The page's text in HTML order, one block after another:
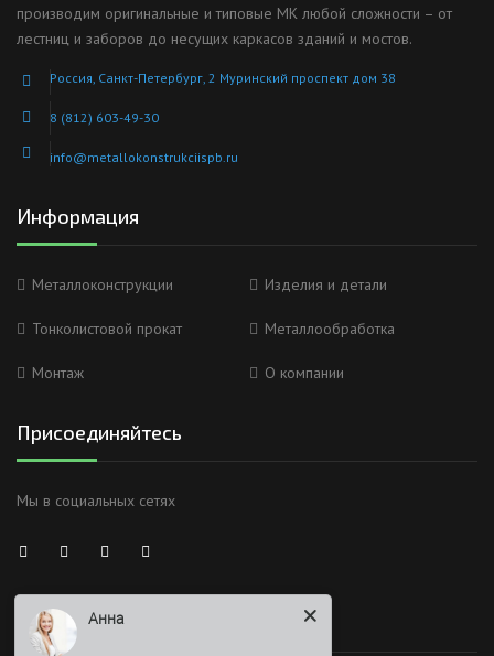
производим оригинальные и типовые МК любой сложности – от
лестниц и заборов до несущих каркасов зданий и мостов.
Россия, Санкт-Петербург, 2 Муринский проспект дом 38
8 (812) 603-49-30
info@metallokonstrukciispb.ru
Информация
Металлоконструкции Изделия и детали
Тонколистовой прокат Металлообработка
Монтаж О компании
Присоединяйтесь
Мы в социальных сетях
Время работы
Анна
Здравствуйте